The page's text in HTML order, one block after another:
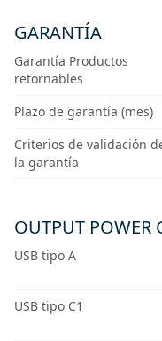
GARANTÍA
Garantía Productos
retornables
Plazo de garantía (mes)
Criterios de validación
la garantía
OUTPUT POWER
USB tipo A
USB tipo C1